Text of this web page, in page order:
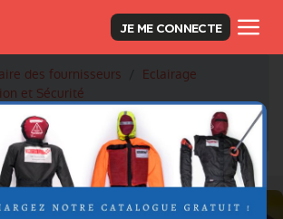
JE ME CONNECTE
des fournisseurs
Eclairage
et Sécurité
objectifs pédagogiques du Flaim Trainer